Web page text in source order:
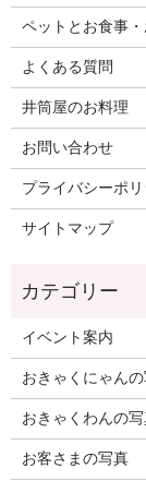
ペットとお食事・
よくある質問
井筒屋のお料理
お問い合わせ
プライバシーポ
サイトマップ
イベント案内
おきゃくにゃん
おきゃくわんの
お客さまの写真